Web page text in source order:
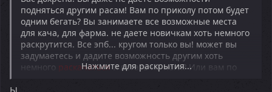
подняться другим расам! Вам по приколу потом будет
одним бегать? Вы занимаете все возможные места
для кача, для фарма. не даете новичкам хоть немного
раскрутится. Все эпб... кругом только вы! может вы
задумаетесь и дадите возможность другим хоть
немного раскачатьсяи встать на ноги? Или вам по
Нажмите для раскрытия...
Ы